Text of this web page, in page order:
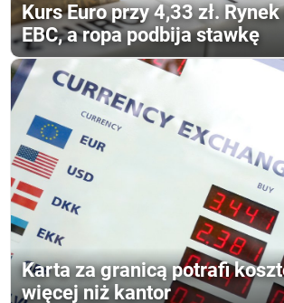
Kurs Euro przy 4,33 zł.
EBC, a ropa podbija stawkę
Karta za granicą potrafi
więcej niż kantor